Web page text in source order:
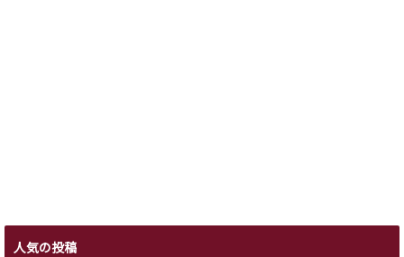
人気の投稿